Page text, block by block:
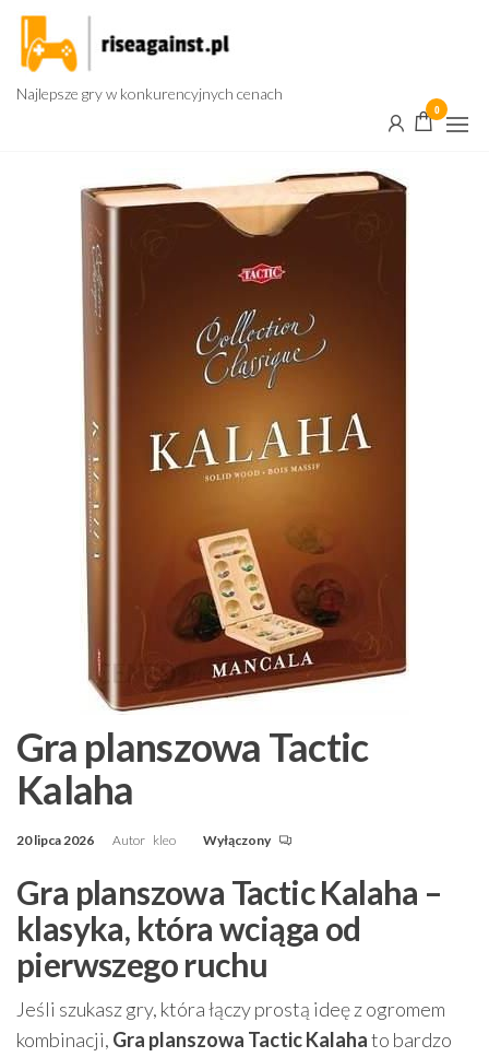
Przejdź
treści
Najlepsze gry w konkurencyjnych cenach
0
Gra planszowa Tactic
Kalaha
20 lipca 2026 Autor kleo Wyłączony
Gra planszowa Tactic Kalaha –
klasyka, która wciąga od
pierwszego ruchu
Jeśli szukasz gry, która łączy prostą ideę z ogromem
kombinacji, Gra planszowa Tactic Kalahato bardzo